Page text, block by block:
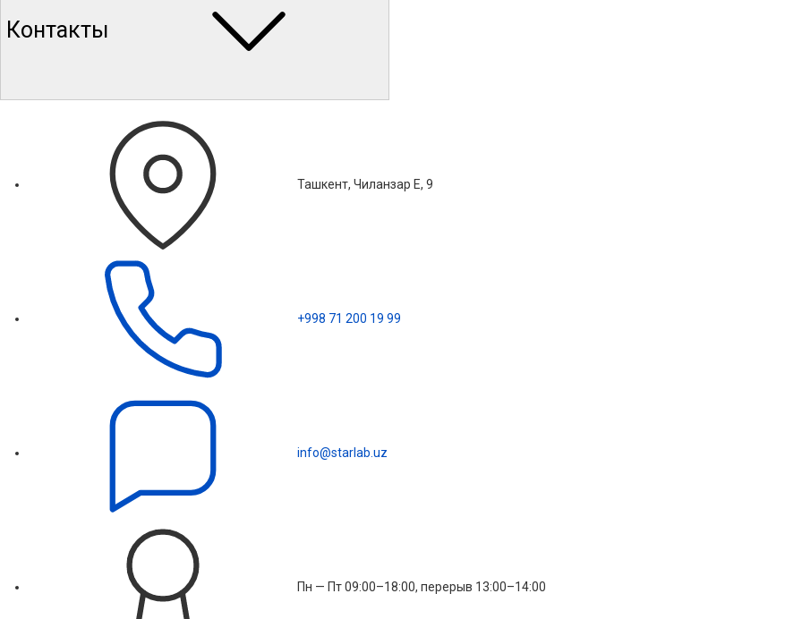
Контакты
Ташкент, Чиланзар Е, 9
+998 71 200 19 99
info@starlab.uz
Пн — Пт 09:00–18:00, перерыв 13:00–14:00